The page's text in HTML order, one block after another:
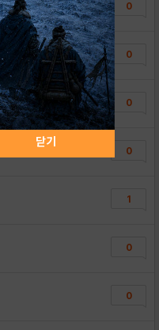
0
0
0
0
1
0
0
닫기